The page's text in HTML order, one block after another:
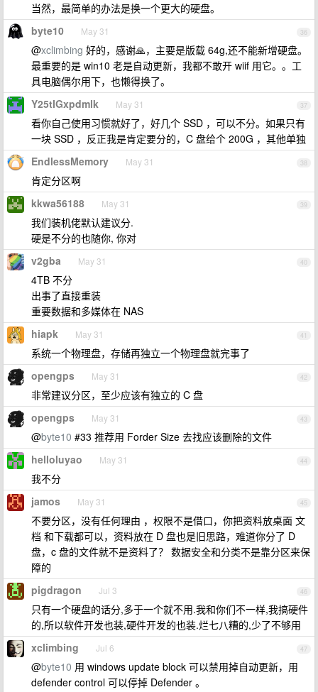
当然，最简单的办法是换一个更大的硬盘。
36
byte10 May 31
@xclimbing 好的，感谢🙏，主要是版载 64g,还不能新增硬盘。
最重要的是 win10 老是自动更新，我都不敢开 wiif 用它。。工
具电脑偶尔用下，也懒得换了。
37
Y25tIGxpdmlk May 31
看你自己使用习惯就好了，好几个 SSD ，可以不分。如果只有
一块 SSD ，反正我是肯定要分的，C 盘给个 200G ，其他单独
38
EndlessMemory May 31
肯定分区啊
39
kkwa56188 May 31
我们装机佬默认建议分.
硬是不分的也随你, 你对
40
v2gba May 31
4TB 不分
出事了直接重装
重要数据和多媒体在 NAS
41
hiapk May 31
系统一个物理盘，存储再独立一个物理盘就完事了
42
opengps May 31
非常建议分区，至少应该有独立的 C 盘
43
opengps May 31
@byte10 #33 推荐用 Forder Size 去找应该删除的文件
44
helloluyao May 31
我不分
45
jamos May 31
不要分区，没有任何理由 ，权限不是借口，你把资料放桌面 文
档 和下载都可以，资料放在 D 盘也是旧思路，难道你分了 D
盘，c 盘的文件就不是资料了？ 数据安全和分类不是靠分区来保
障的
46
pigdragon Jul 3
只有一个硬盘的话分,多于一个就不用.我和你们不一样,我搞硬件
的,所以软件开发也装,硬件开发的也装.烂七八糟的,少了不够用
47
xclimbing Jul 6
@byte10 用 windows update block 可以禁用掉自动更新，用
defender control 可以停掉 Defender 。